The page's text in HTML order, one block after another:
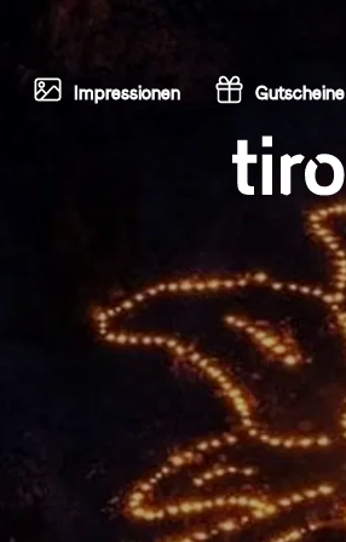
Impressionen Gutscheine